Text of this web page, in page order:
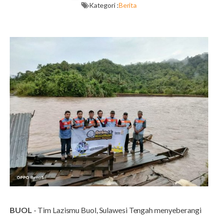
Kategori :Berita
BUOL - Tim Lazismu Buol, Sulawesi Tengah menyeberangi